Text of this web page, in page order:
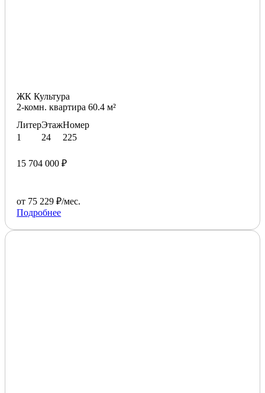
ЖК Культура
2-комн. квартира 60.4 м²
Литер
1
Этаж
24
Номер
225
15 704 000 ₽
от 75 229 ₽/мес.
Подробнее